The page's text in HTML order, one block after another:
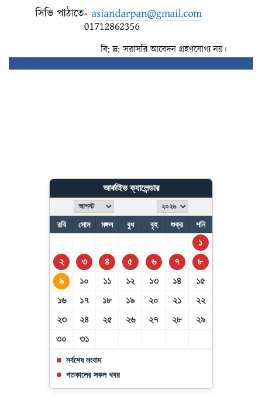
আর্কাইভ ক্যালেন্ডার
রবি সোম মঙ্গল বুধ বৃহ শুক্র শনি
১
২
৩ ৪ ৫ ৬ ৭
৮
৯
১০ ১১ ১২ ১৩ ১৪
১৫
১৬
১৭ ১৮ ১৯ ২০ ২১
২২
২৩
২৪ ২৫ ২৬ ২৭ ২৮
২৯
৩০
৩১
সর্বশেষ সংবাদ
গতকালের সকল খবর